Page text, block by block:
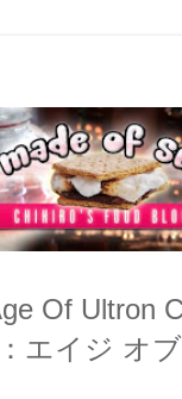
Of Ultron
エイジ オ